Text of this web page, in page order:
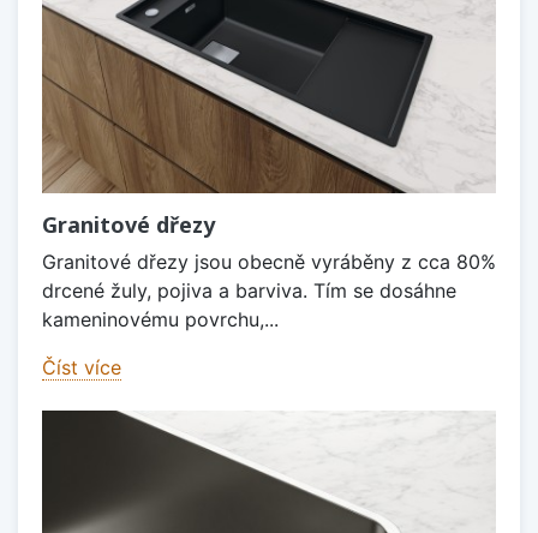
Granitové dřezy
Granitové dřezy jsou obecně vyráběny z cca 80%
drcené žuly, pojiva a barviva. Tím se dosáhne
kameninovému povrchu,...
Číst více